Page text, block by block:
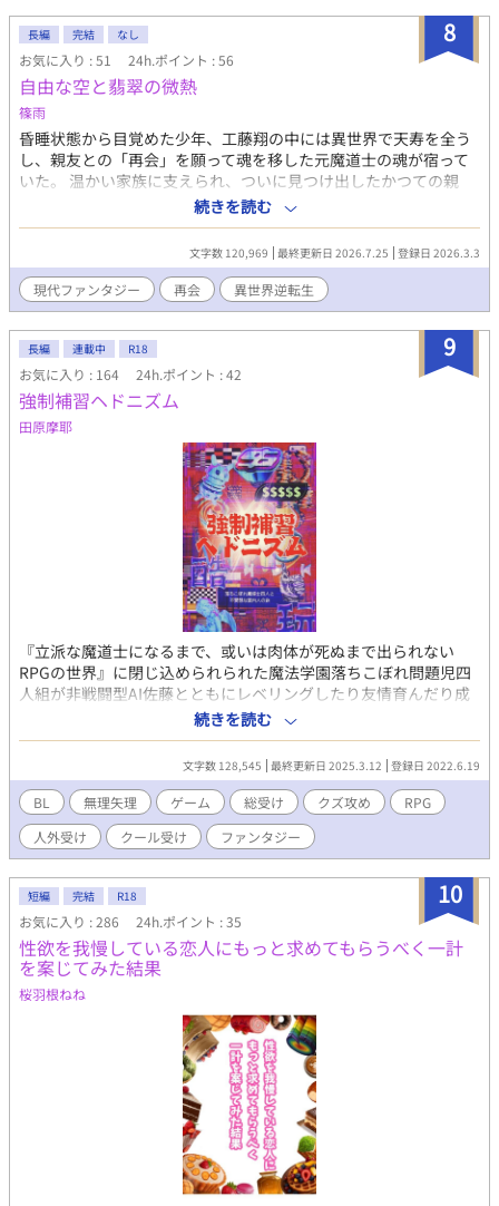
い。 第二部はソレーユのお話で、騎士×皇太子メインとなりま
す。初っ端に死ネタがありますので苦手な方はご注意ください。
※Pixiv様で第一部（全156話＋番外3話）公開済み。b-Love様で
第二部（ソレーユ物語全52話＋番外20話）まで公開済みです。 こ
ちらに持ってくるにあたり少し見直して手直ししています。 宜し
くお願いしますm(_ _)m
8
長編 完結 なし
お気に入り : 51 24h.ポイント : 56
自由な空と翡翠の微熱
篠雨
昏睡状態から目覚めた少年、工藤翔の中には異世界で天寿を全う
し、親友との「再会」を願って魂を移した元魔道士の魂が宿って
いた。 温かい家族に支えられ、ついに見つけ出したかつての親
友。 しかし、再会した彼は、完璧な優等生という「新しい檻」の
中で、自分の知らない笑顔を浮かべていて――。 魔法のない平和
な現代で、 二人の少年が「本当の自由」を探していく物語。 ------
----------------------------------- 本作には前作のネタバレが含まれま
す。 前作も読まれる場合は、先に前作を読むことを推奨します。
（前作未読の方向けの前作あらすじは、完結後に投稿予定です）
作者多忙につき話の進展がとても遅いです。すみません。
続きを読む
文字数 120,969 最終更新日 2026.7.25 登録日 2026.3.3
現代ファンタジー 再会 異世界逆転生
9
長編 連載中 R18
お気に入り : 164 24h.ポイント : 42
強制補習ヘドニズム
田原摩耶
『立派な魔道士になるまで、或いは肉体が死ぬまで出られない
RPGの世界』に閉じ込められられた魔法学園落ちこぼれ問題児四
人組が非戦闘型AI佐藤とともにレベリングしたり友情育んだり成
長したりたまに負けて死にかけたりするクール平凡総受けBL（大
体スケベ） 基本無理矢理総受け クズ攻め／人外攻め／触手／モブ
攻めetc 倫理観とモラルはないです なんでも許せる方向け
続きを読む
文字数 128,545 最終更新日 2025.3.12 登録日 2022.6.19
BL 無理矢理 ゲーム 総受け クズ攻め
RPG
人外受け
クール受け ファンタジー
10
短編 完結 R18
お気に入り : 286 24h.ポイント : 35
性欲を我慢している恋人にもっと求めてもらうべく一計
を案じてみた結果
桜羽根ねね